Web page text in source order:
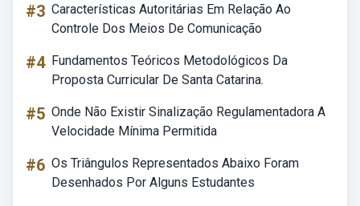
#3 Características Autoritárias Em Relação Ao
Controle Dos Meios De Comunicação
#4 Fundamentos Teóricos Metodológicos Da
Proposta Curricular De Santa Catarina.
#5 Onde Não Existir Sinalização Regulamentadora A
Velocidade Mínima Permitida
#6 Os Triângulos Representados Abaixo Foram
Desenhados Por Alguns Estudantes